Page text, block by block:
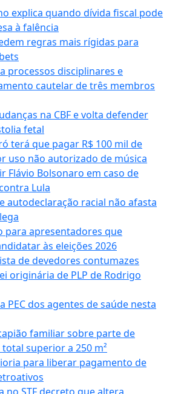
explica quando dívida fiscal pode
à falência
regras mais rígidas para
processos disciplinares e
cautelar de três membros
na CBF e volta defender
fetal
terá que pagar R$ 100 mil de
uso não autorizado de música
Flávio Bolsonaro em caso de
Lula
autodeclaração racial não afasta
para apresentadores que
às eleições 2026
de devedores contumazes
originária de PLP de Rodrigo
PEC dos agentes de saúde nesta
familiar sobre parte de
superior a 250 m²
para liberar pagamento de